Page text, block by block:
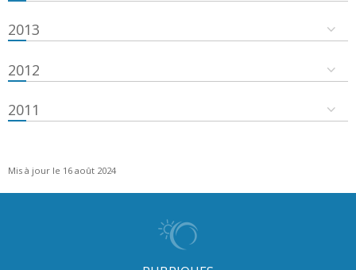
2013
2012
2011
Mis à jour le 16 août 2024